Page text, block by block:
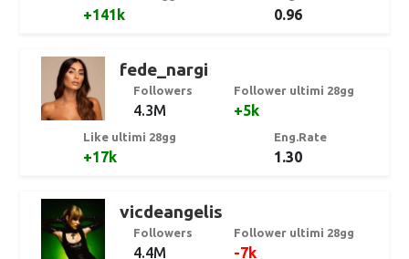
+141k 0.96
fede_nargi
Followers
4.3M
Follower ultimi 28gg
+5k
Like ultimi 28gg
+17k
Eng.Rate
1.30
vicdeangelis
Followers
4.4M
Follower ultimi 28gg
-7k